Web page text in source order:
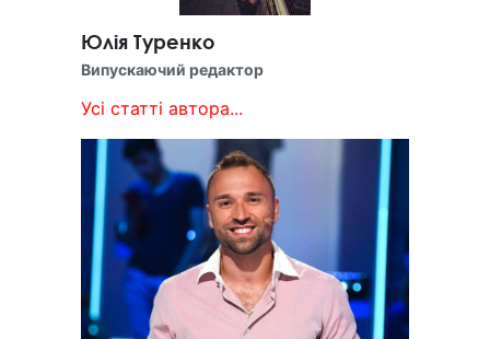
Юлія Туренко
Випускаючий редактор
Усі статті автора...